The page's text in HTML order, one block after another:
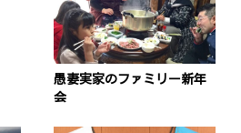
愚妻実家のファミリー新年
会